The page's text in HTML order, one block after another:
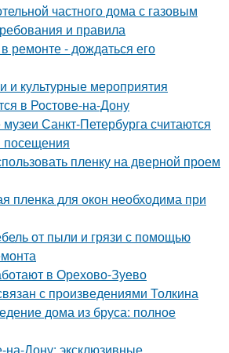
частного дома с газовым
и правила
ремонте - дождаться его
и культурные мероприятия
в Ростове-на-Дону
Санкт-Петербурга считаются
посещения
пленку на дверной проем
пленка для окон необходима при
от пыли и грязи с помощью
в Орехово-Зуево
с произведениями Толкина
дома из бруса: полное